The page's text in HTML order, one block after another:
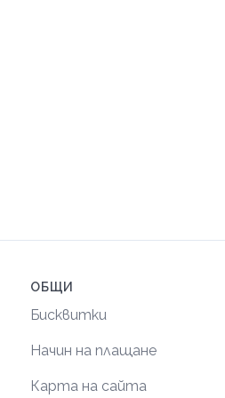
ОБЩИ
Бисквитки
Начин на плащане
Карта на сайта